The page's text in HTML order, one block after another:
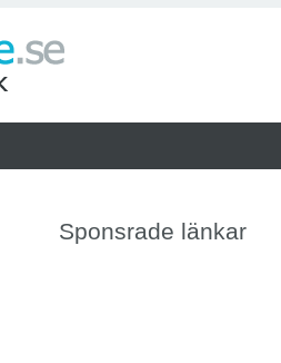
Sponsrade länkar